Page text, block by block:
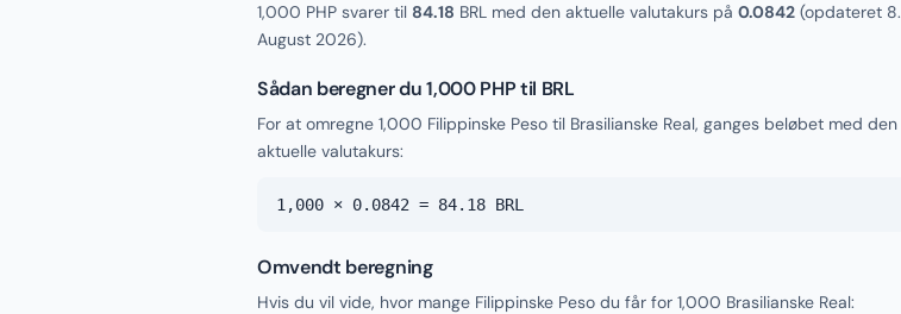
1,000 PHP svarer til 84.18 BRL med den aktuelle valutakurs på 0.0842 (opdateret 8.
August 2026).
Sådan beregner du 1,000 PHP til BRL
For at omregne 1,000 Filippinske Peso til Brasilianske Real, ganges beløbet med den
aktuelle valutakurs:
1,000 × 0.0842 = 84.18 BRL
Omvendt beregning
Hvis du vil vide, hvor mange Filippinske Peso du får for 1,000 Brasilianske Real: